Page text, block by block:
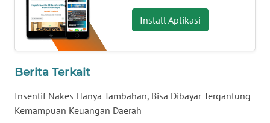
Install Aplikasi
Berita Terkait
Insentif Nakes Hanya Tambahan, Bisa Dibayar Tergantung
Kemampuan Keuangan Daerah
WN
SERAMBI
WN
JAMBI
WN